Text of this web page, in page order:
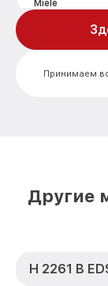
Miele
Замена шнура
Замена
Принимаем
Другие
H 2261 B